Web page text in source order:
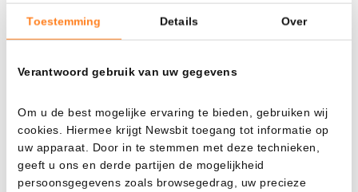
Toestemming Details Over
Verantwoord gebruik van uw gegevens
Om u de best mogelijke ervaring te bieden, gebruiken wij
cookies. Hiermee krijgt Newsbit toegang tot informatie op
uw apparaat. Door in te stemmen met deze technieken,
geeft u ons en derde partijen de mogelijkheid
persoonsgegevens zoals browsegedrag, uw precieze
un festivo nacional. Con ello, ya son ocho semanas
consecutivas de salidas netas.
En cambio, la semana fue más positiva para los ETF al
50,3 millones de dólares.
Lacotización de Bitcoinronda en el momento de escribir
estas líneas los 63.100 dólares. La mayor criptomoneda se
sitúa así más de un 7% por encima del nivel de hace una